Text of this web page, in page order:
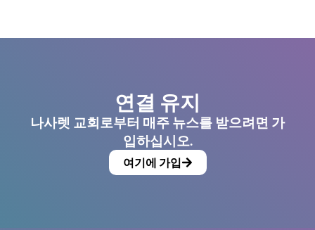
연결 유지
나사렛 교회로부터 매주 뉴스를 받으려면 가
입하십시오.
여기에 가입